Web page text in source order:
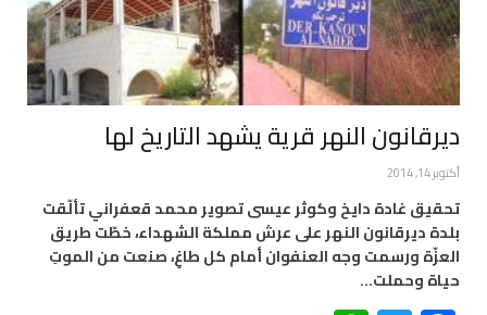
ديرقانون النهر قرية يشهد التاريخ لها
أكتوبر 14, 2014
تحقيق غادة دايخ وكوثر عيسى تصوير محمد قعفراني تألّقت
بلدة ديرقانون النهر على عرش مملكة الشهداء، خطّت طريق
العزّة ورسمت وجه العنفوان أمام كل طاغِ، صنعت من الموتِ
حياة وحملت…